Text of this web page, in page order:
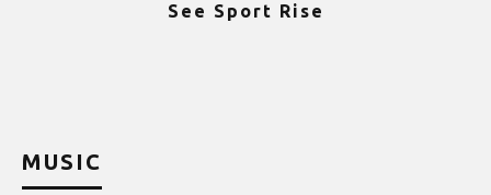
See Sport Rise
MUSIC